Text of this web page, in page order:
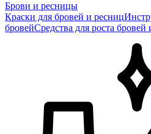
Брови и ресницы
Краски для бровей и ресниц
бровейСредства для роста бровей